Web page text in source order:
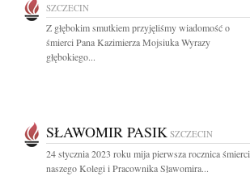
SZCZECIN
Z głębokim smutkiem przyjęliśmy wiadomość o
śmierci Pana Kazimierza Mojsiuka Wyrazy
głębokiego...
SŁAWOMIR PASIK SZCZECIN
24 stycznia 2023 roku mija pierwsza rocznica śmierci
naszego Kolegi i Pracownika Sławomira...